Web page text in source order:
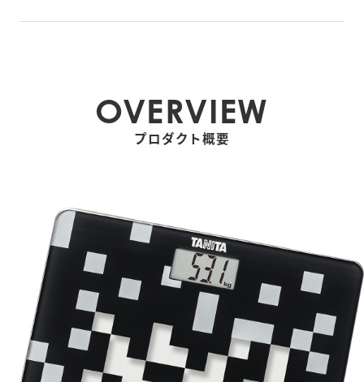
OVERVIEW
プロダクト概要